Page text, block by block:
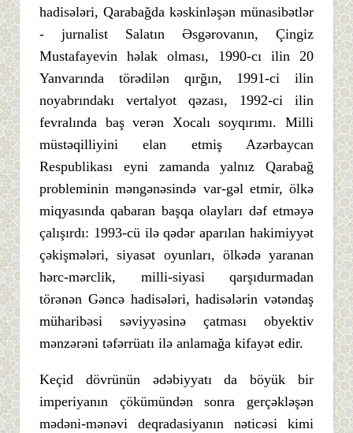
hadisələri, Qarabağda kəskinləşən münasibətlər
- jurnalist Salatın Əsgərovanın, Çingiz
Mustafayevin həlak olması, 1990-cı ilin 20
Yanvarında törədilən qırğın, 1991-ci ilin
noyabrındakı vertalyot qəzası, 1992-ci ilin
fevralında baş verən Xocalı soyqırımı. Milli
müstəqilliyini elan etmiş Azərbaycan
Respublikası eyni zamanda yalnız Qarabağ
probleminin məngənəsində var-gəl etmir, ölkə
miqyasında qabaran başqa olayları dəf etməyə
çalışırdı: 1993-cü ilə qədər aparılan hakimiyyət
çəkişmələri, siyasət oyunları, ölkədə yaranan
hərc-mərclik, milli-siyasi qarşıdurmadan
törənən Gəncə hadisələri, hadisələrin vətəndaş
müharibəsi səviyyəsinə çatması obyektiv
mənzərəni təfərrüatı ilə anlamağa kifayət edir.
Keçid dövrünün ədəbiyyatı da böyük bir
imperiyanın çökümündən sonra gerçəkləşən
mədəni-mənəvi deqradasiyanın nəticəsi kimi